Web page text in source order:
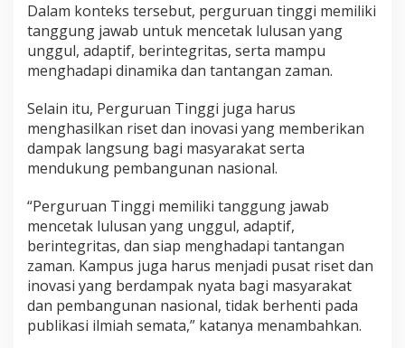
Dalam konteks tersebut, perguruan tinggi memiliki
tanggung jawab untuk mencetak lulusan yang
unggul, adaptif, berintegritas, serta mampu
menghadapi dinamika dan tantangan zaman.
Selain itu, Perguruan Tinggi juga harus
menghasilkan riset dan inovasi yang memberikan
dampak langsung bagi masyarakat serta
mendukung pembangunan nasional.
“Perguruan Tinggi memiliki tanggung jawab
mencetak lulusan yang unggul, adaptif,
berintegritas, dan siap menghadapi tantangan
zaman. Kampus juga harus menjadi pusat riset dan
inovasi yang berdampak nyata bagi masyarakat
dan pembangunan nasional, tidak berhenti pada
publikasi ilmiah semata,” katanya menambahkan.